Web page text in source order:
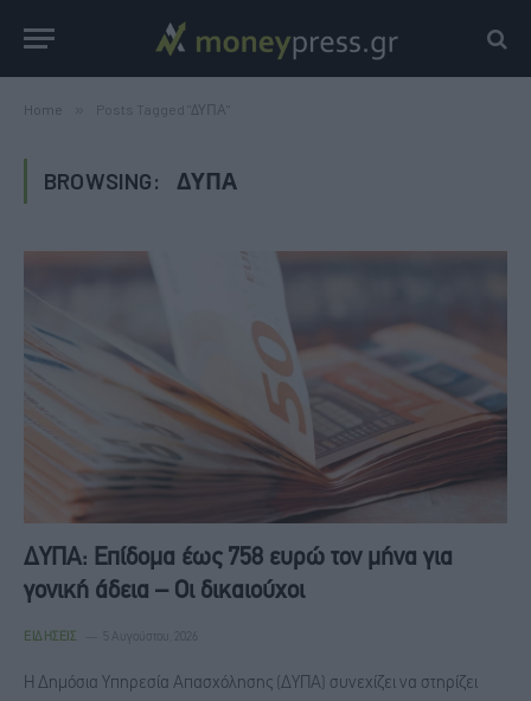
Home Posts Tagged "ΔΥΠΑ"
BROWSING: ΔΥΠΑ
ΔΥΠΑ: Επίδομα έως 758 ευρώ τον μήνα για
γονική άδεια – Οι δικαιούχοι
ΕΙΔΉΣΕΙΣ 5 Αυγούστου, 2026
Η Δημόσια Υπηρεσία Απασχόλησης (ΔΥΠΑ) συνεχίζει να στηρίζει